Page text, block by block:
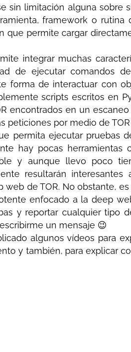
sin limitación alguna sobre
framework o
que permite cargar
integrar muchas
de ejecutar comandos
forma de interactuar con
scripts escritos en
encontrados en un
por medio de
permita ejecutar pruebas
hay pocas herramientas
y aunque llevo poco
resultarán
de TOR. No obstante,
enfocado a la deep
y reportar cualquier tipo
un mensaje 😉
algunos vídeos para
y también, para explicar